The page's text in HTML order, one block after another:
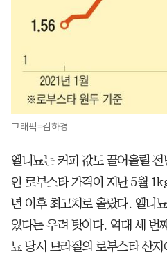
그래픽=김하경
엘니뇨는 커피 값도 끌어올릴
인 로부스타 가격이 지난 5월
년 이후 최고치로 올랐다. 엘니
있다는 우려 탓이다. 역대 세 번
뇨 당시 브라질의 로부스타 산